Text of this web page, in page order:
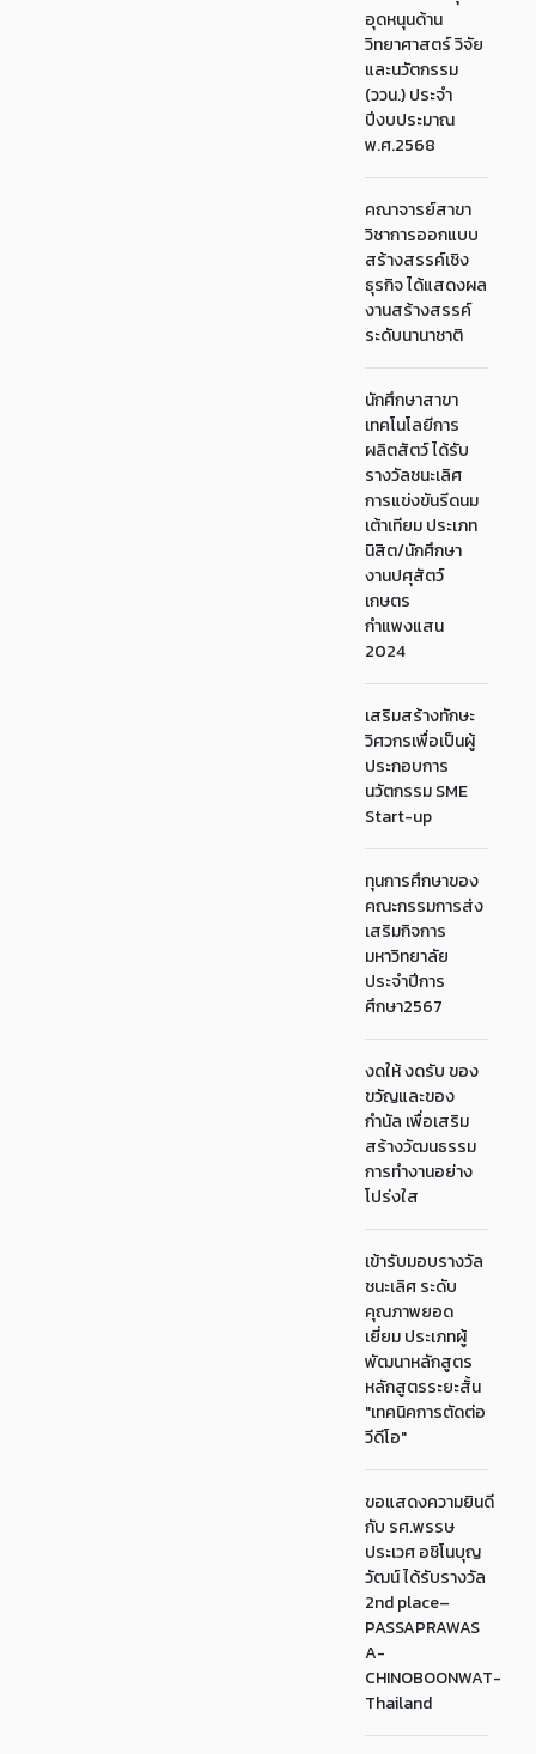
อุดหนุนด้าน
วิทยาศาสตร์ วิจัย
และนวัตกรรม
(ววน.) ประจำ
ปีงบประมาณ
พ.ศ.2568
คณาจารย์สาขา
วิชาการออกแบบ
สร้างสรรค์เชิง
ธุรกิจ ได้แสดงผล
งานสร้างสรรค์
ระดับนานาชาติ
นักศึกษาสาขา
เทคโนโลยีการ
ผลิตสัตว์ ได้รับ
รางวัลชนะเลิศ
การแข่งขันรีดนม
เต้าเทียม ประเภท
นิสิต/นักศึกษา
งานปศุสัตว์
เกษตร
กำแพงแสน
2024
เสริมสร้างทักษะ
วิศวกรเพื่อเป็นผู้
ประกอบการ
นวัตกรรม SME
Start-up
ทุนการศึกษาของ
คณะกรรมการส่ง
เสริมกิจการ
มหาวิทยาลัย
ประจำปีการ
ศึกษา2567
งดให้ งดรับ ของ
ขวัญและของ
กำนัล เพื่อเสริม
สร้างวัฒนธรรม
การทำงานอย่าง
โปร่งใส
เข้ารับมอบรางวัล
ชนะเลิศ ระดับ
คุณภาพยอด
เยี่ยม ประเภทผู้
พัฒนาหลักสูตร
หลักสูตรระยะสั้น
"เทคนิคการตัดต่อ
วีดีโอ"
ขอแสดงความยินดี
กับ รศ.พรรษ
ประเวศ อชิโนบุญ
วัฒน์ ได้รับรางวัล
2nd place–
PASSAPRAWAS
A-
CHINOBOONWAT-
Thailand